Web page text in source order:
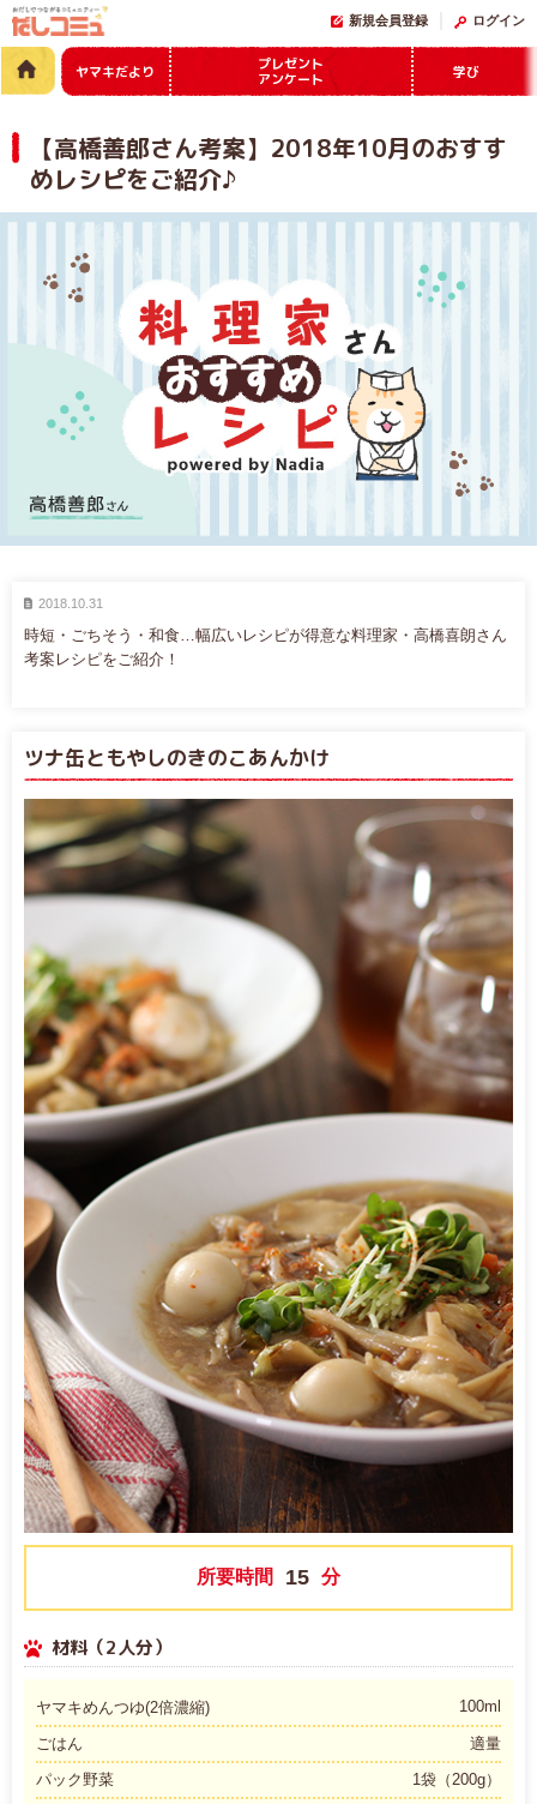
新規会員登録 ログイン
ヤマキだより
プレゼント
アンケート
学び
【高橋善郎さん考案】2018年10月のおすす
めレシピをご紹介♪
2018.10.31
時短・ごちそう・和食…幅広いレシピが得意な料理家・高橋喜朗さん
考案レシピをご紹介！
ツナ缶ともやしのきのこあんかけ
所要時間 15 分
材料（2人分）
ヤマキめんつゆ(2倍濃縮) 100ml
ごはん
適量
パック野菜
1袋（200g）